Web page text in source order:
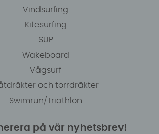
Vindsurfing
Kitesurfing
SUP
Wakeboard
Vågsurf
och torrdräkter
Swimrun/Triathlon
på vår nyhetsbrev!